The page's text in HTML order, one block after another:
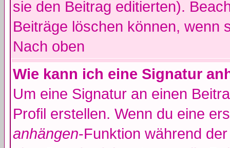
sie den Beitrag editierten).
Beiträge löschen können, wenn
Nach oben
Wie kann ich eine Signatur
Um eine Signatur an einen
Profil erstellen. Wenn du eine
anhängen-Funktion während